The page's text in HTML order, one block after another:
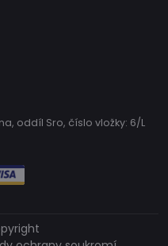
oddíl Sro, číslo vložky: 6/L